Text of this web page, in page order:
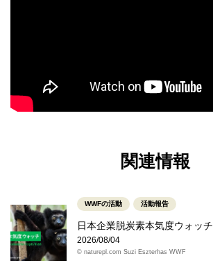
関連情報
WWFの活動 活動報告
日本企業脱炭素本気度ウォッチ
2026/08/04
© naturepl.com Suzi Eszterhas WWF